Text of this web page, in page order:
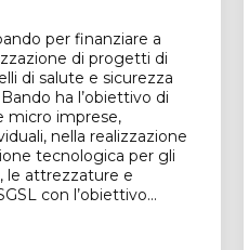
per finanziare a
di progetti di
di salute e sicurezza
ha l’obiettivo di
micro imprese,
nella realizzazione
tecnologica per gli
le attrezzature e
con l’obiettivo...